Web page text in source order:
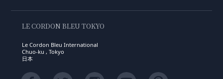
LE CORDON BLEU TOKYO
Le Cordon Bleu International
Chuo-ku , Tokyo
日本